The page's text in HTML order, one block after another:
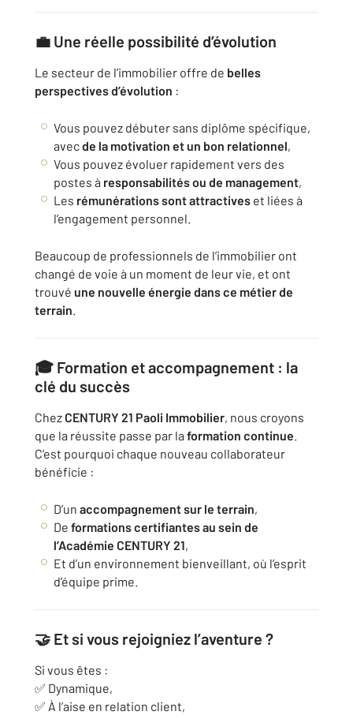
💼 Une réelle possibilité d’évolution
Le secteur de l’immobilier offre de belles
perspectives d’évolution :
Vous pouvez débuter sans diplôme spécifique,
avecde la motivation et un bon relationnel,
Vous pouvez évoluer rapidement vers des
postes à responsabilités ou de management,
Les rémunérations sont attractives et liées à
l’engagement personnel.
Beaucoup de professionnels de l’immobilier ont
changé de voie à un moment de leur vie, et ont
trouvé une nouvelle énergie dans ce métier de
terrain.
🎓 Formation et accompagnement : la
clé du succès
ChezCENTURY 21 Paoli Immobilier, nous croyons
que la réussite passe par la formation continue.
C’est pourquoi chaque nouveau collaborateur
bénéficie :
D’un accompagnement sur le terrain,
De formations certifiantes au sein de
l’Académie CENTURY 21,
Et d’un environnement bienveillant, où l’esprit
d’équipe prime.
🤝 Et si vous rejoigniez l’aventure ?
Si vous êtes :
✅ Dynamique,
✅ À l’aise en relation client,